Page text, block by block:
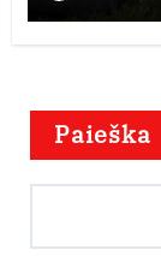
Paieška